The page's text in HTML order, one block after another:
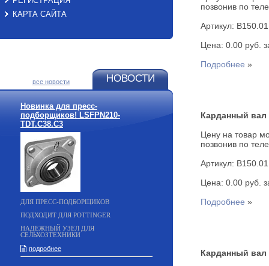
позвонив по
Артикул:
Цена: 0.00 руб.
Подробнее »
Карданный вал
Цену на товар
позвонив по
Артикул:
Цена: 0.00 руб.
Подробнее »
Карданный вал
КАРТА САЙТА
НОВОСТИ
все новости
Новинка для пресс-
подборщиков! LSFPN210-
TDT.C38.C3
ДЛЯ ПРЕСС-ПОДБОРЩИКОВ
ПОДХОДИТ ДЛЯ POTTINGER
НАДЕЖНЫЙ УЗЕЛ ДЛЯ
СЕЛЬХОЗТЕХНИКИ
подробнее